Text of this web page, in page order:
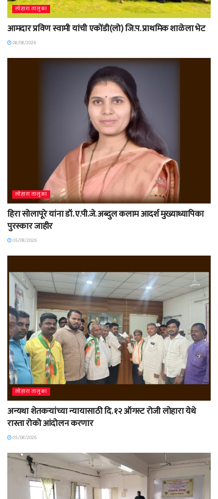
लोहारा तालुका
आमदार प्रविण स्वामी यांची एकोंडी(लो) जि.प. प्राथमिक शाळेला भेट
08/08/2026
लोहारा तालुका
हिरा सोलापूरे यांना डॉ. ए.पी.जे. अब्दुल कलाम आदर्श मुख्याध्यापिका
पुरस्कार जाहीर
05/08/2026
लोहारा तालुका
अन्यथा शेतकऱ्यांच्या न्यायासाठी दि. १२ ऑगस्ट रोजी लोहारा येथे
रास्ता रोको आंदोलन करणार
05/08/2026